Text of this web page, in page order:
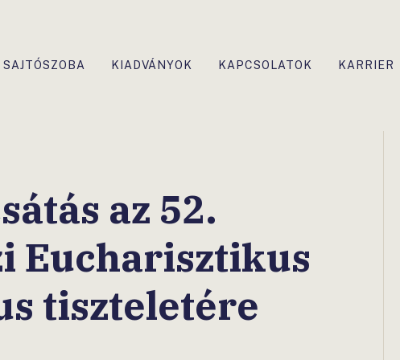
SAJTÓSZOBA KIADVÁNYOK KAPCSOLATOK KARRIER
az 52.
Eucharisztikus
tiszteletére